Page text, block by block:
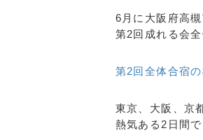
6月に大阪府高
第2回成れる会
第2回全体合宿
東京、大阪、京
熱気ある2日間で